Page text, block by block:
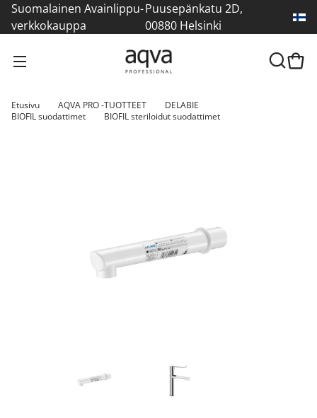
Suomalainen Avainlippu-
verkkokauppa
Puusepänkatu 2D,
00880 Helsinki
Etusivu AQVA PRO -TUOTTEET
DELABIE
BIOFIL suodattimet
BIOFIL steriloidut suodattimet